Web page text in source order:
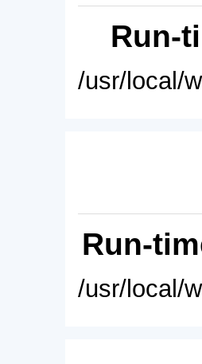
Run-
/usr/local/
Run-
/usr/local/